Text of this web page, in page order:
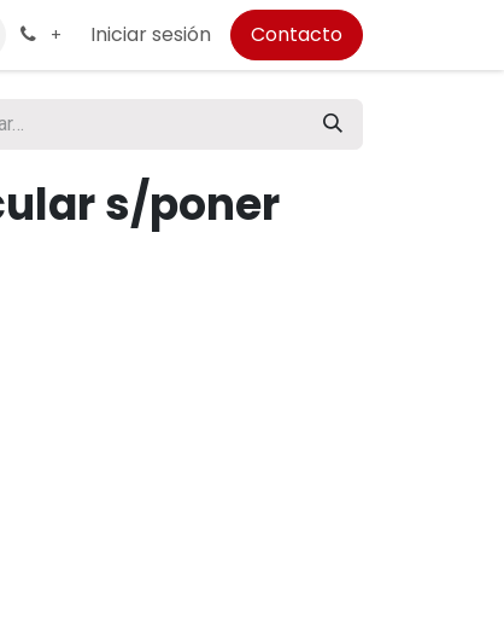
+ Iniciar sesión Contacto
s/poner